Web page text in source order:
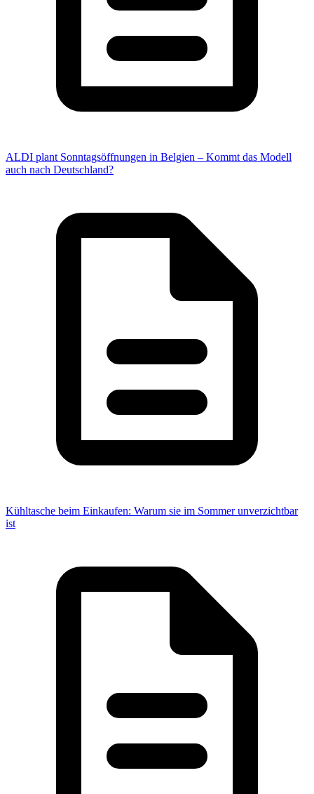
ALDI plant Sonntagsöffnungen in Belgien – Kommt das Modell
auch nach Deutschland?
Kühltasche beim Einkaufen: Warum sie im Sommer unverzichtbar
ist